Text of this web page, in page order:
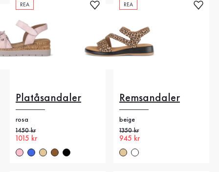
REA
Platåsandaler
rosa
Gammalt pris
1450 kr
Nytt pris
1015 kr
REA
Remsandaler
beige
Gammalt pris
1350 kr
Nytt pris
945 kr